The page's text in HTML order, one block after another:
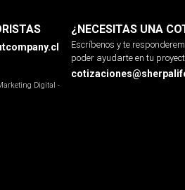
Digital -
¿NECESITAS UNA
Escríbenos y te
poder ayudarte en tu